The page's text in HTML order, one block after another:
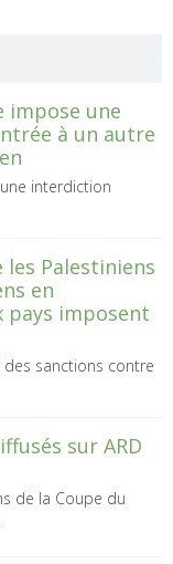
impose une
à un autre
interdiction
Palestiniens
en
pays imposent
sanctions contre
sur ARD
de la Coupe du